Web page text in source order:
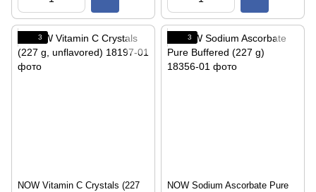
3
NOW Vitamin C Crystals (227
3
NOW Sodium Ascorbate Pure